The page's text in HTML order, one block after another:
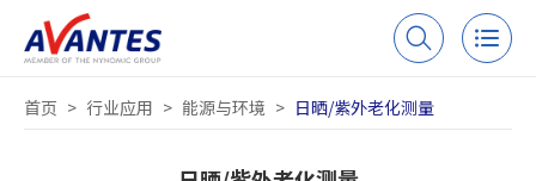
首页 > 行业应用 > 能源与环境 > 日晒/紫外老化测量